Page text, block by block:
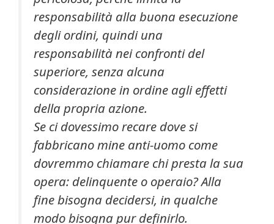
responsabilità alla buona esecuzione
degli ordini, quindi una
responsabilità nei confronti del
superiore, senza alcuna
considerazione in ordine agli effetti
della propria azione.
Se ci dovessimo recare dove si
fabbricano mine anti-uomo come
dovremmo chiamare chi presta la sua
opera: delinquente o operaio? Alla
fine bisogna decidersi, in qualche
modo bisogna pur definirlo.